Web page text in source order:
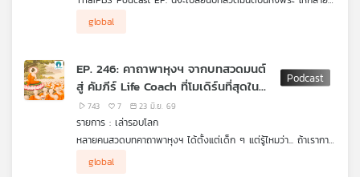
พระพุทธคุณ พระธรรมคุณ พระสังฆคุณ"
วัฒนธรรม และจิตวิทยา มนุษยชาติเดินทางมาไกลขนาดนี้ ทำไมเสียง
สวดมนต์ชุดนี้ถึงยังไม่หายไปไหน? มันทำหน้าที่อะไรในจิตใจของมนุษย์
ยุค Hyper-information และแท้จริงแล้ว ประวัติความเป็นมาของ
ถ้อยคำเหล่านี้ เดินทางข้ามมหาสมุทรข้ามกาลเวลามาจากไหน? วันนี้
เล่ารอบโลก จะพาทุกท่านดิ่งลึกไปค้นหาคำตอบนี้พร้อม ๆ กัน
1. รับมือพวกชอบเถียงเพื่อเอาชนะ -> เรียนรู้จากเคสปราบ “สัจจก
“นันโทปนันทะ” พญานาคผู้หวงถิ่น
3. เตือนสติตัวเองในวันที่คิดว่าเจ๋งที่สุด -> ทลายสภาวะ God
Complex จากเคส “พกาพรหม”
ชัยชนะทั้ง 8 ครั้งในคาถาพาหุงฯ ไม่เคยใช้ความรุนแรง แต่ชนะด้วย
“สติและปัญญา” สวดพาหุงครั้งต่อไป...ลองให้บทสวดนี้เป็นโค้ชนำทาง
ชีวิตคุณดูนะ
global
EP. 246: คาถาพาหุงฯ จากบทสวดมนต์
สู่ คัมภีร์ Life Coach ที่โมเดิร์นที่สุดใน
โลก!
743 7 23 มิ.ย. 69
รายการ : เล่ารอบโลก
หลายคนสวดบทคาถาพาหุงฯ ได้ตั้งแต่เด็ก ๆ แต่รู้ไหมว่า... ถ้าเรากาง
คือ "บันทึกประวัติศาสตร์การเผชิญหน้ากับ 8 วายร้าย" ในพุทธกาล ที่
global